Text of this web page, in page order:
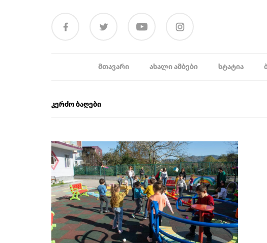
ᲛᲗᲐᲕᲐᲠᲘ ᲐᲮᲐᲚᲘ ᲐᲛᲑᲔᲑᲘ ᲡᲢᲐᲢᲘᲐ
კერძო ბაღები